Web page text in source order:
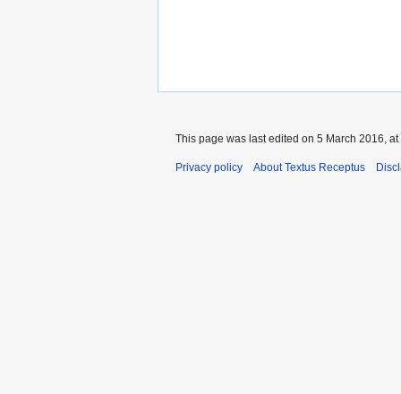
This page was last edited on 5 March 2016, at
Privacy policy About Textus Receptus